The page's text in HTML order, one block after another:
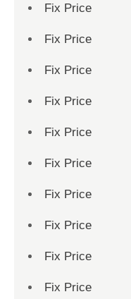
Fix Price
Fix Price
Fix Price
Fix Price
Fix Price
Fix Price
Fix Price
Fix Price
Fix Price
Fix Price